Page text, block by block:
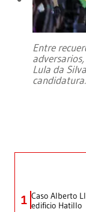
Entre
Lula da
candidatura
1 Caso Alberto
edificio Hatillo